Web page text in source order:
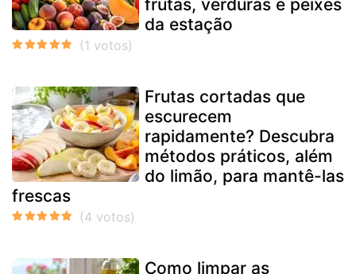
frutas, verduras e peixes
da estação
Frutas cortadas que
escurecem
rapidamente? Descubra
métodos práticos, além
do limão, para mantê-las
frescas
Como limpar as